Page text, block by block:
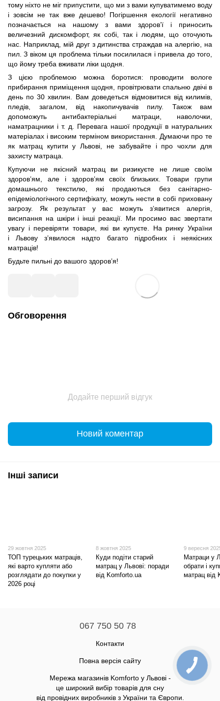
тому ніхто не міг припустити, що ми з вами купуватимемо воду
і зовсім не так вже дешево! Погіршення екології негативно
позначається на нашому з вами здоров’ї і приносить
величезний дискомфорт, як собі, так і людям, що оточують
нас. Наприклад, мій друг з дитинства страждав на алергію, на
пил. З віком ця проблема тільки посилилася і привела до того,
що йому треба вживати ліки щодня.
З цією проблемою можна боротися: проводити вологе
прибирання приміщення щодня, провітрювати спальню двічі в
день по 30 хвилин. Вам доведеться відмовитися від килимів,
пледів, загалом, від накопичувачів пилу. Також вам
допоможуть антибактеріальні матраци, наволочки,
наматрацники і т. д. Перевага нашої продукції в натуральних
матеріалах і високим терміном використання. Думаючи про те
як матрац купити у Львові, не забувайте і про чохли для
захисту матраца.
Купуючи не якісний матрац ви ризикуєте не лише своїм
здоров’ям, але і здоров’ям своїх близьких. Товари групи
домашнього текстилю, які продаються без санітарно-
епідеміологічного сертифікату, можуть нести в собі приховану
загрозу. Як результат у вас можуть з’явитися алергія,
висипання на шкіри і інші реакції. Ми просимо вас звертати
увагу і перевіряти товари, які ви купуєте. На ринку України
і Львову з’явилося надто багато підробних і неякісних
матраців!
Будьте пильні до вашого здоров’я!
Обговорення
Додайте перший відгук
Новий коментар
Інші записи
29 жовтня 2025
ТОП турецьких матраців,
які варто купляти або
розглядати до покупки у
2026 році
8 жовтня 2025
Куди подіти старий
матрац у Львові: поради
від Komforto.ua
9 вересня
Матраци у
обрати і
матрац від
067 750 50 78
Контакти
Повна версія сайту
Мережа магазинів Komforto у Львові -
це широкий вибір товарів для сну
від провідних виробників з України та Європи.